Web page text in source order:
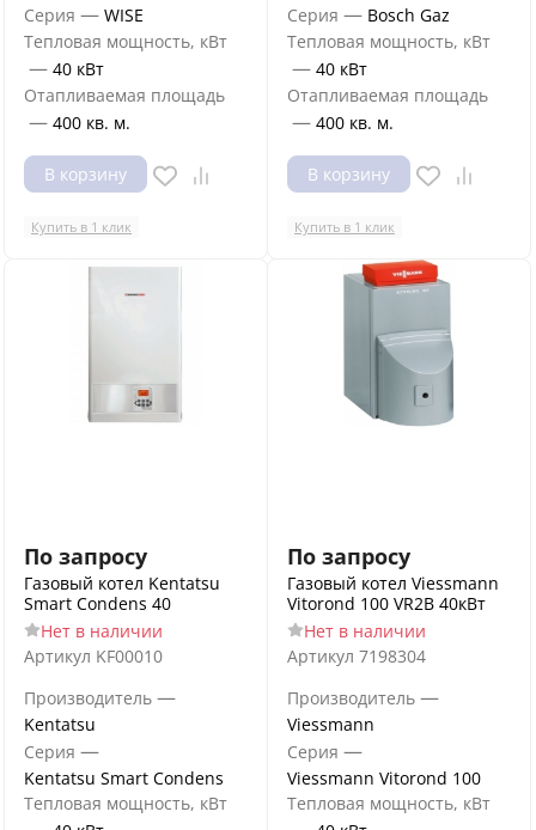
Серия — WISE
Тепловая мощность, кВт
— 40 кВт
Отапливаемая площадь
— 400 кв. м.
В корзину
Купить в 1 клик
Серия — Bosch Gaz
Тепловая мощность, кВт
— 40 кВт
Отапливаемая площадь
— 400 кв. м.
В корзину
Купить в 1 клик
По запросу
Газовый котел Kentatsu
Smart Condens 40
Нет в наличии
Артикул KF00010
Производитель —
Kentatsu
Серия —
Kentatsu Smart Condens
Тепловая мощность, кВт
По запросу
Газовый котел Viessmann
Vitorond 100 VR2B 40кВт
Нет в наличии
Артикул 7198304
Производитель —
Viessmann
Серия —
Viessmann Vitorond 100
Тепловая мощность, кВт